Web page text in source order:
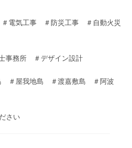
電気工事 ＃防災工事 ＃自動火災
事務所 ＃デザイン設計
＃屋我地島 ＃渡嘉敷島 ＃阿波
さい